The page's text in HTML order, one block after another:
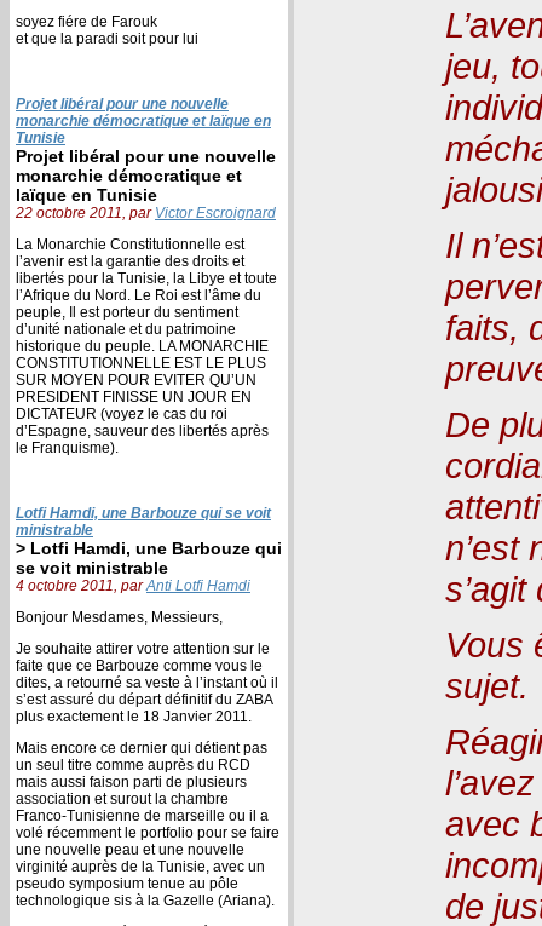
soyez fiére de Farouk
et que la paradi soit pour lui
Projet libéral pour une nouvelle
monarchie démocratique et laïque en
Tunisie
Projet libéral pour une nouvelle
monarchie démocratique et
laïque en Tunisie
22 octobre 2011, par Victor Escroignard
La Monarchie Constitutionnelle est
l’avenir est la garantie des droits et
libertés pour la Tunisie, la Libye et toute
l’Afrique du Nord. Le Roi est l’âme du
peuple, Il est porteur du sentiment
d’unité nationale et du patrimoine
historique du peuple. LA MONARCHIE
CONSTITUTIONNELLE EST LE PLUS
SUR MOYEN POUR EVITER QU’UN
PRESIDENT FINISSE UN JOUR EN
DICTATEUR (voyez le cas du roi
d’Espagne, sauveur des libertés après
le Franquisme).
Lotfi Hamdi, une Barbouze qui se voit
ministrable
> Lotfi Hamdi, une Barbouze qui
se voit ministrable
4 octobre 2011, parAnti Lotfi Hamdi
Bonjour Mesdames, Messieurs,
Je souhaite attirer votre attention sur le
faite que ce Barbouze comme vous le
dites, a retourné sa veste à l’instant où il
s’est assuré du départ définitif du ZABA
plus exactement le 18 Janvier 2011.
Mais encore ce dernier qui détient pas
un seul titre comme auprès du RCD
mais aussi faison parti de plusieurs
association et surout la chambre
Franco-Tunisienne de marseille ou il a
volé récemment le portfolio pour se faire
une nouvelle peau et une nouvelle
virginité auprès de la Tunisie, avec un
pseudo symposium tenue au pôle
technologique sis à la Gazelle (Ariana).
jeu,
Il
faits,
De
n’est
Vous
sujet.
avec
de